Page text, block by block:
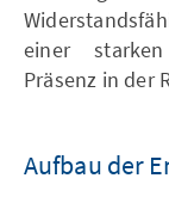
einer
Präsenz in der
Aufbau der